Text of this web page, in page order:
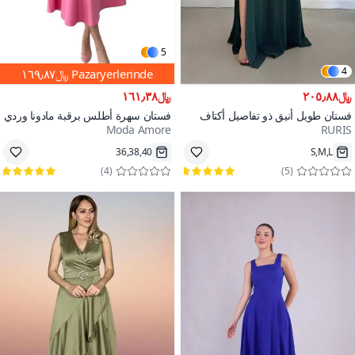
4
﷼٢٠٥٫٨٨
فستان طويل أنيق ذو تفاصيل أكتاف
منخفضة ومزخرف باللون الأخضر
الزمردي للحفلات والتخرج
RURIS
S,M,L
(
5
)
5
Pazaryerlerinde ﷼١٦٩٫٨٧
﷼١٦١٫٣٨
فستان سهرة أطلس برقبة مادونا وردي
متوسط لحفل الزفاف
Moda Amore
36,38,40
(
4
)